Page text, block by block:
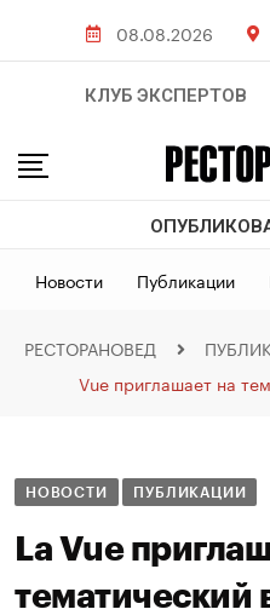
08.08.2026
КЛУБ ЭКСПЕРТОВ
Новости Публикации
РЕСТОРАНОВЕД
Vue приглашает на
НОВОСТИ ПУБЛИКАЦИИ
La Vue
тематический